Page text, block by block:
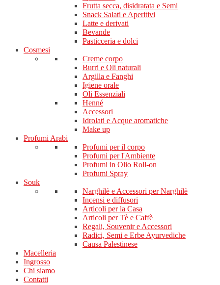
Frutta secca, disidratata e Semi
Snack Salati e Aperitivi
Latte e derivati
Bevande
Pasticceria e dolci
Cosmesi
Creme corpo
Burri e Oli naturali
Argilla e Fanghi
Igiene orale
Oli Essenziali
Henné
Accessori
Idrolati e Acque aromatiche
Make up
Profumi Arabi
Profumi per il corpo
Profumi per l'Ambiente
Profumi in Olio Roll-on
Profumi Spray
Souk
Narghilè e Accessori per Narghilè
Incensi e diffusori
Articoli per la Casa
Articoli per Tè e Caffè
Regali, Souvenir e Accessori
Radici, Semi e Erbe Ayurvediche
Causa Palestinese
Macelleria
Ingrosso
Chi siamo
Contatti